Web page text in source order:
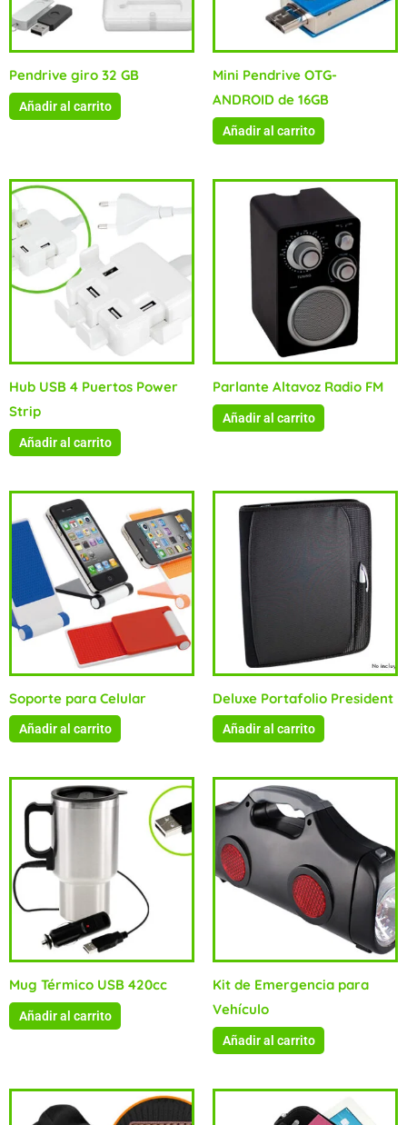
Pendrive giro 32 GB
Añadir al carrito
Mini Pendrive OTG-
ANDROID de 16GB
Añadir al carrito
Hub USB 4 Puertos Power
Strip
Añadir al carrito
Parlante Altavoz Radio FM
Añadir al carrito
Soporte para Celular
Añadir al carrito
Deluxe Portafolio President
Añadir al carrito
Mug Térmico USB 420cc
Añadir al carrito
Kit de Emergencia para
Vehículo
Añadir al carrito